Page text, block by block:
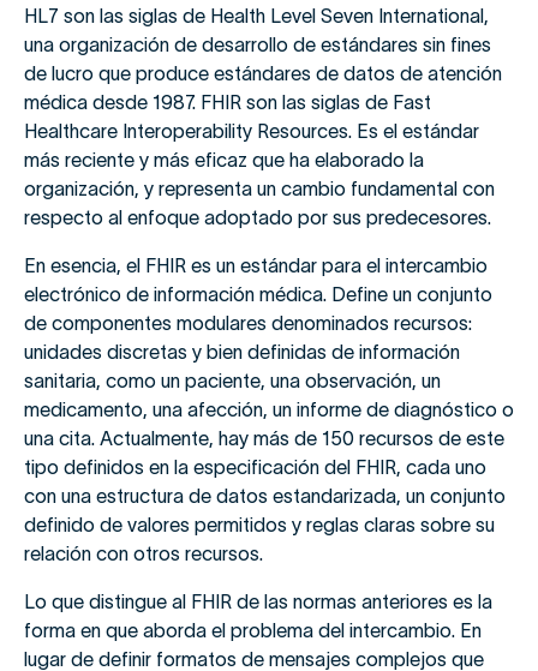
HL7 son las siglas de Health Level Seven International,
una organización de desarrollo de estándares sin fines
de lucro que produce estándares de datos de atención
médica desde 1987. FHIR son las siglas de Fast
Healthcare Interoperability Resources. Es el estándar
más reciente y más eficaz que ha elaborado la
organización, y representa un cambio fundamental con
respecto al enfoque adoptado por sus predecesores.
En esencia, el FHIR es un estándar para el intercambio
electrónico de información médica. Define un conjunto
de componentes modulares denominados recursos:
unidades discretas y bien definidas de información
sanitaria, como un paciente, una observación, un
medicamento, una afección, un informe de diagnóstico o
una cita. Actualmente, hay más de 150 recursos de este
tipo definidos en la especificación del FHIR, cada uno
con una estructura de datos estandarizada, un conjunto
definido de valores permitidos y reglas claras sobre su
relación con otros recursos.
Lo que distingue al FHIR de las normas anteriores es la
forma en que aborda el problema del intercambio. En
lugar de definir formatos de mensajes complejos que